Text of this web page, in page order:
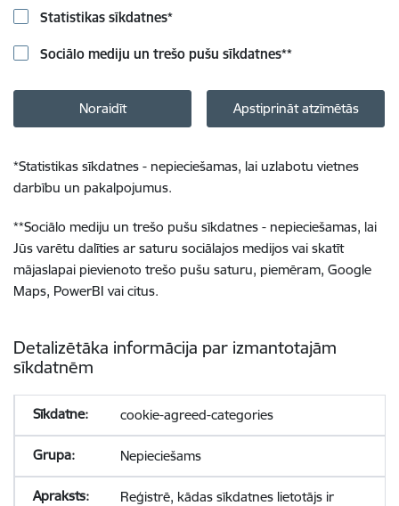
Statistikas sīkdatnes*
Sociālo mediju un trešo pušu sīkdatnes**
Noraidīt Apstiprināt atzīmētās
*Statistikas sīkdatnes - nepieciešamas, lai uzlabotu vietnes
darbību un pakalpojumus.
**Sociālo mediju un trešo pušu sīkdatnes - nepieciešamas, lai
Jūs varētu dalīties ar saturu sociālajos medijos vai skatīt
mājaslapai pievienoto trešo pušu saturu, piemēram, Google
Maps, PowerBI vai citus.
Detalizētāka informācija par izmantotajām
sīkdatnēm
cookie-agreed-categories
Nepieciešams
Reģistrē, kādas sīkdatnes lietotājs ir